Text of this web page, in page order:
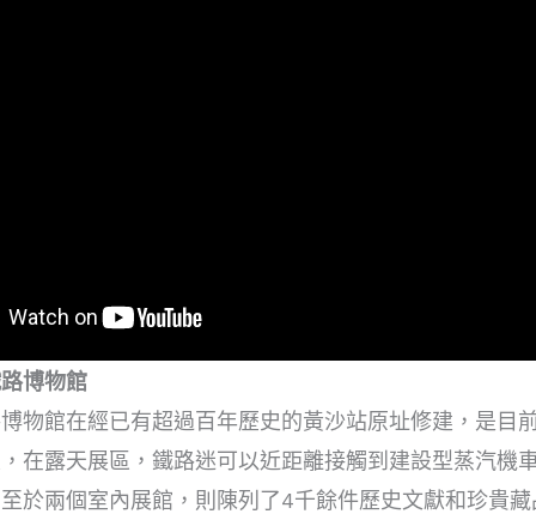
博物館
物館在經已有超過百年歷史的黃沙站原址修建，是目
在露天展區，鐵路迷可以近距離接觸到建設型蒸汽機
於兩個室內展館，則陳列了4千餘件歷史文獻和珍貴